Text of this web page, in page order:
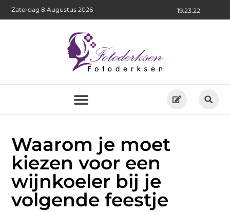
19:23:24
Zaterdag 8 Augustus 2026
Waarom je moet
kiezen voor een
wijnkoeler bij je
volgende feestje